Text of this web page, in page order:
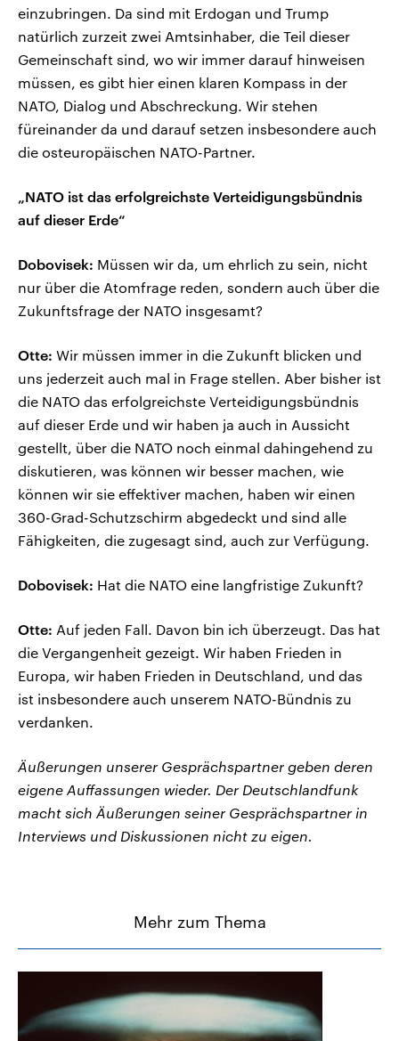
einzubringen. Da sind mit Erdogan und Trump
natürlich zurzeit zwei Amtsinhaber, die Teil dieser
Gemeinschaft sind, wo wir immer darauf hinweisen
müssen, es gibt hier einen klaren Kompass in der
NATO, Dialog und Abschreckung. Wir stehen
füreinander da und darauf setzen insbesondere auch
die osteuropäischen NATO-Partner.
„NATO ist das erfolgreichste Verteidigungsbündnis
auf dieser Erde“
Dobovisek: Müssen wir da, um ehrlich zu sein, nicht
nur über die Atomfrage reden, sondern auch über die
Zukunftsfrage der NATO insgesamt?
Otte: Wir müssen immer in die Zukunft blicken und
uns jederzeit auch mal in Frage stellen. Aber bisher ist
die NATO das erfolgreichste Verteidigungsbündnis
auf dieser Erde und wir haben ja auch in Aussicht
gestellt, über die NATO noch einmal dahingehend zu
diskutieren, was können wir besser machen, wie
können wir sie effektiver machen, haben wir einen
360-Grad-Schutzschirm abgedeckt und sind alle
Fähigkeiten, die zugesagt sind, auch zur Verfügung.
Dobovisek: Hat die NATO eine langfristige Zukunft?
Otte: Auf jeden Fall. Davon bin ich überzeugt. Das hat
die Vergangenheit gezeigt. Wir haben Frieden in
Europa, wir haben Frieden in Deutschland, und das
ist insbesondere auch unserem NATO-Bündnis zu
verdanken.
Äußerungen unserer Gesprächspartner geben deren
eigene Auffassungen wieder. Der Deutschlandfunk
macht sich Äußerungen seiner Gesprächspartner in
Interviews und Diskussionen nicht zu eigen.
Mehr zum Thema